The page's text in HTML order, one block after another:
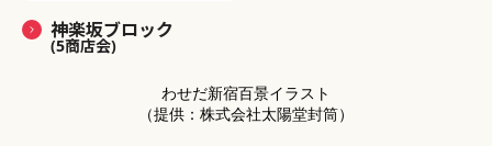
神楽坂ブロック
(5商店会)
わせだ新宿百景イラスト
（提供：株式会社太陽堂封筒）